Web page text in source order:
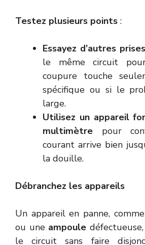
Testez plusieurs points :
Essayez d’autres
le même circuit
coupure touche
spécifique ou si le
large.
Utilisez un appareil
multimètre pour
courant arrive bien
la douille.
Débranchez les appareils
Un appareil en panne,
ou une ampoule
le circuit sans faire